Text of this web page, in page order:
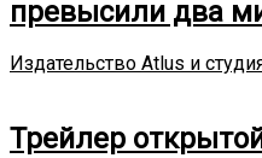
превысили два
Издательство Atlus и
Трейлер